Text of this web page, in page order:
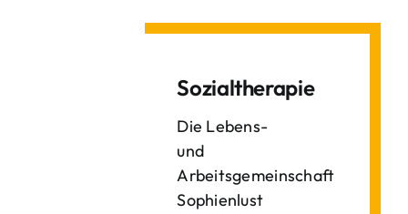
Sozialtherapie
Die Lebens-
und
Arbeitsgemeinschaft
Sophienlust